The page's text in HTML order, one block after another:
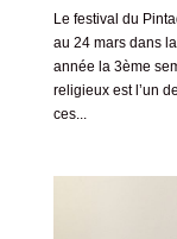
Le festival du
au 24 mars dans
année la 3ème
religieux est l’un
ces...